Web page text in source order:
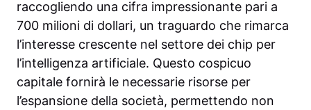
raccogliendo una cifra impressionante pari a
700 milioni di dollari, un traguardo che rimarca
l’interesse crescente nel settore dei chip per
l’intelligenza artificiale. Questo cospicuo
capitale fornirà le necessarie risorse per
l’espansione della società, permettendo non